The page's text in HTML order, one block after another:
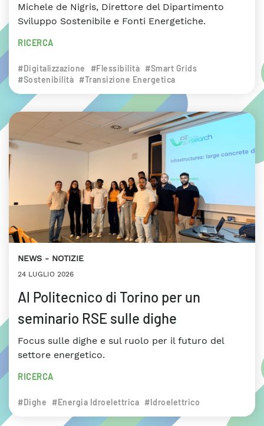
Michele de Nigris, Direttore del Dipartimento
Sviluppo Sostenibile e Fonti Energetiche.
RICERCA
#Digitalizzazione #Flessibilità #Smart Grids
#Sostenibilità #Transizione Energetica
NEWS NOTIZIE
24 LUGLIO 2026
Al Politecnico di Torino per un
seminario RSE sulle dighe
Focus sulle dighe e sul ruolo per il futuro del
settore energetico.
RICERCA
#Dighe #Energia Idroelettrica #Idroelettrico